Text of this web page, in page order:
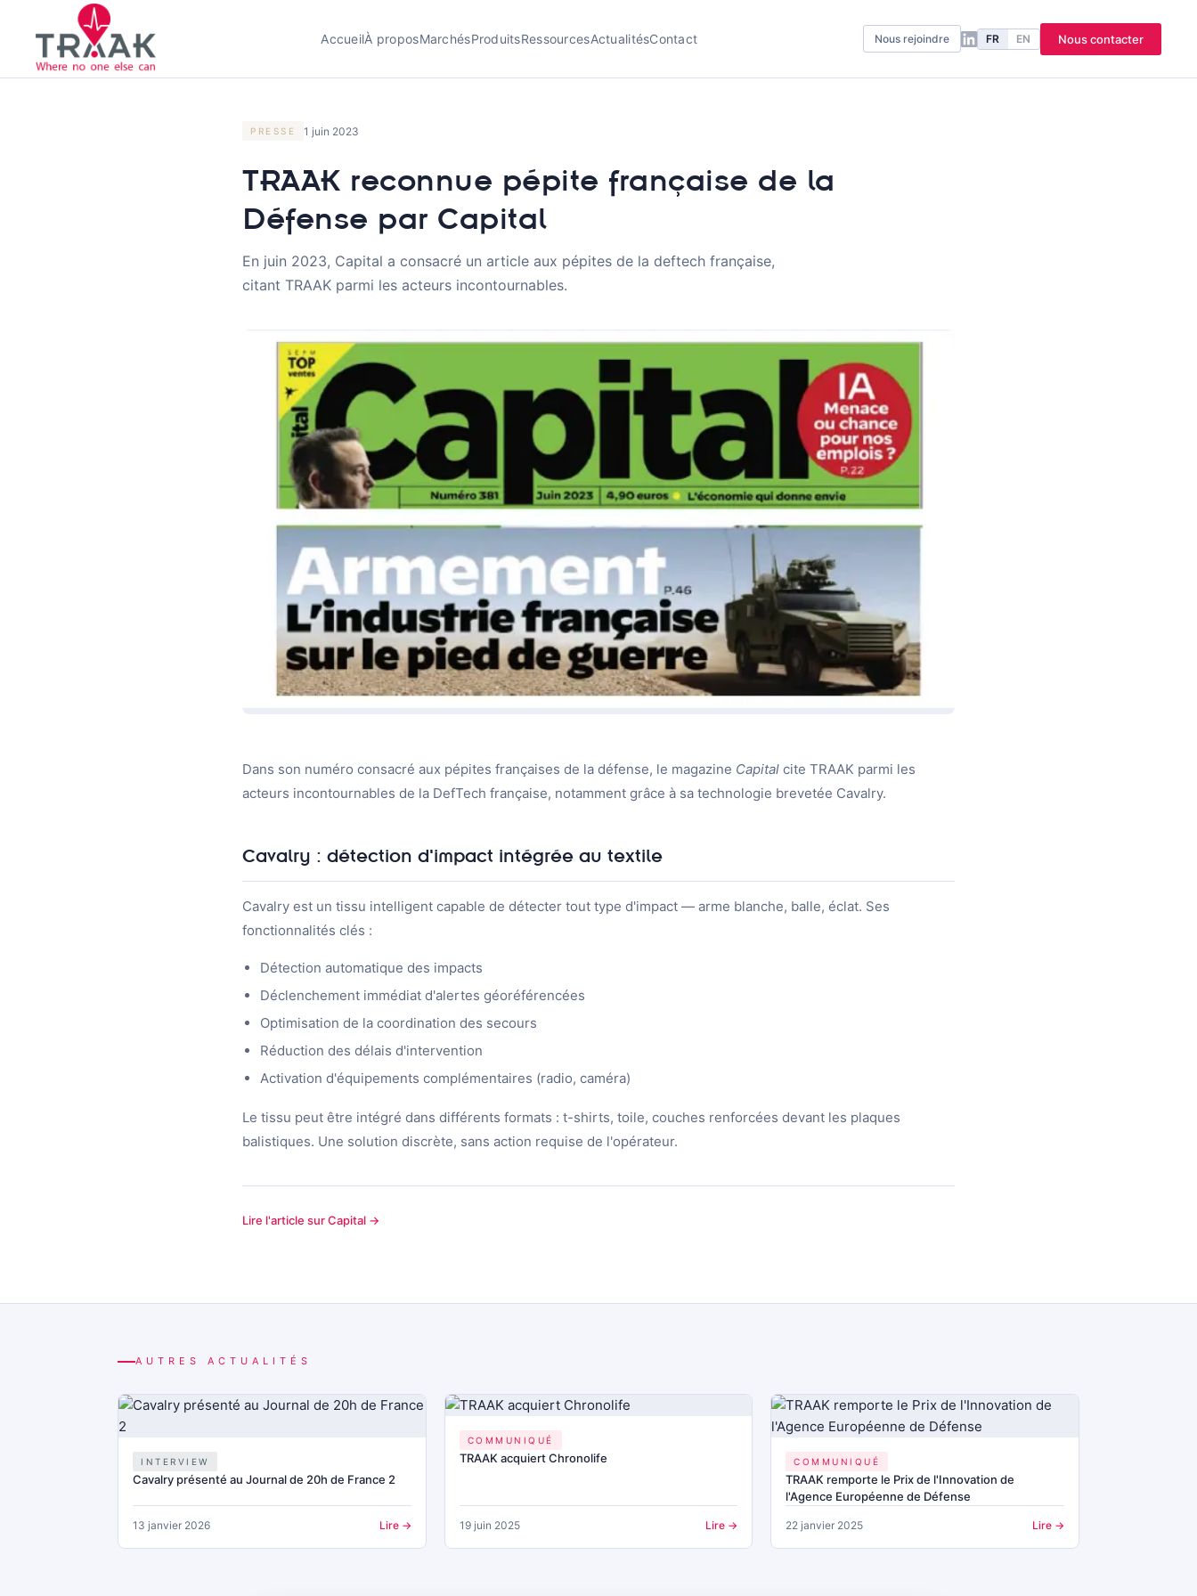
AccueilÀ proposMarchésProduitsRessourcesActualitésContact Nous rejoindre FR EN Nous contacter
PRESSE 1 juin 2023
TRAAK reconnue pépite française de la
Défense par Capital
En juin 2023, Capital a consacré un article aux pépites de la deftech française,
citant TRAAK parmi les acteurs incontournables.
Dans son numéro consacré aux pépites françaises de la défense, le magazine Capital cite TRAAK parmi les
acteurs incontournables de la DefTech française, notamment grâce à sa technologie brevetée Cavalry.
Cavalry : détection d'impact intégrée au textile
Cavalry est un tissu intelligent capable de détecter tout type d'impact — arme blanche, balle, éclat. Ses
fonctionnalités clés :
Détection automatique des impacts
Déclenchement immédiat d'alertes géoréférencées
Optimisation de la coordination des secours
Réduction des délais d'intervention
Activation d'équipements complémentaires (radio, caméra)
Le tissu peut être intégré dans différents formats : t-shirts, toile, couches renforcées devant les plaques
balistiques. Une solution discrète, sans action requise de l'opérateur.
Lire l'article sur Capital →
AUTRES ACTUALITÉS
INTERVIEW
Cavalry présenté au Journal de 20h de France 2
13 janvier 2026 Lire →
COMMUNIQUÉ
TRAAK acquiert Chronolife
19 juin 2025 Lire →
COMMUNIQUÉ
TRAAK remporte le Prix de l'Innovation de
l'Agence Européenne de Défense
22 janvier 2025 Lire →